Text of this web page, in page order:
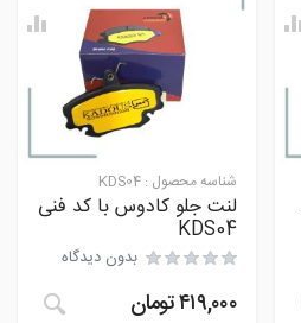
شناسه محصول : KDS04
لنت جلو کادوس با کد فنی
KDS04
بدون دیدگاه
۴۱۹,۰۰۰تومان